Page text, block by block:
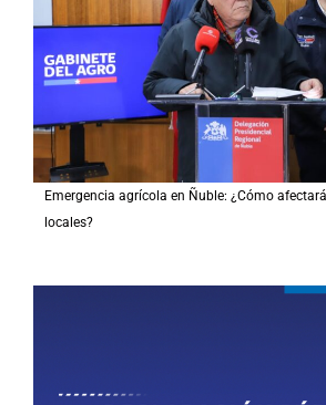
Emergencia agrícola en Ñuble: ¿Cómo
locales?